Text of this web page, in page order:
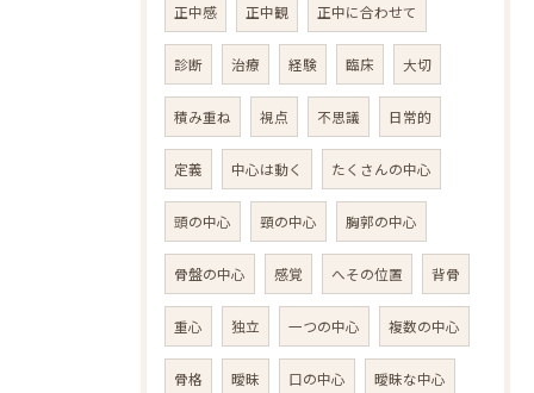
正中感 正中観 正中に合わせて
診断 治療 経験 臨床 大切
積み重ね 視点 不思議 日常的
定義 中心は動く たくさんの中心
頭の中心 頸の中心 胸郭の中心
骨盤の中心 感覚 へその位置 背骨
重心 独立 一つの中心 複数の中心
骨格 曖昧 口の中心 曖昧な中心